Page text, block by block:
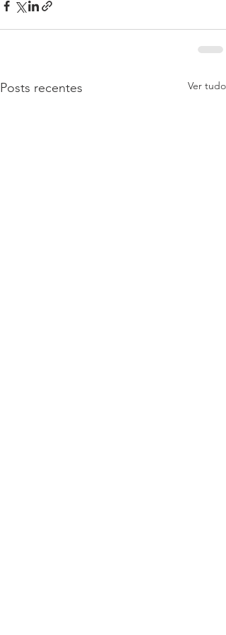
Posts recentes Ver tudo